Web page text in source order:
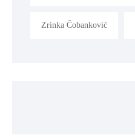
Zrinka Čobanković